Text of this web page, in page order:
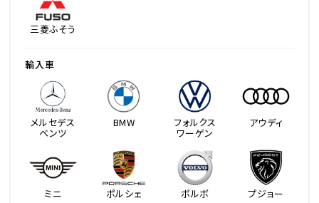
三菱ふそう
輸入車
メルセデス
ベンツ
BMW フォルクス
ワーゲン
アウディ
ミニ ポルシェ ボルボ プジョー